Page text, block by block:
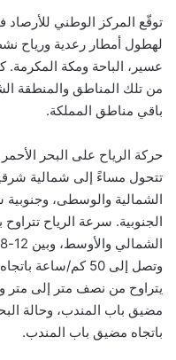
توقّع المركز الوطني للأرصاد
لهطول أمطار رعدية ورياح
عسير، الباحة ومكة المكرمة.
من تلك المناطق والمنطقة
باقي مناطق المملكة.
حركة الرياح على البحر
تتحول مساءً إلى شمالية
الشمالية والوسطى، وجنوبية
وتصل إلى 50 كم/
يتراوح من نصف متر إلى متر
مضيق باب المندب، وحالة
باتجاه مضيق باب المندب.